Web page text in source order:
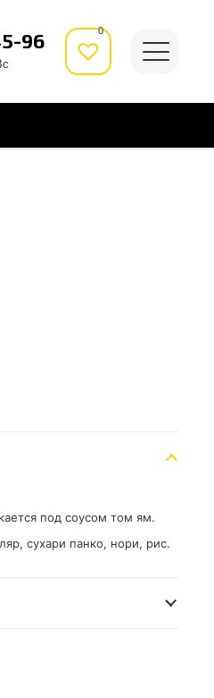
96 0
под соусом том ям.
сухари панко, нори, рис.